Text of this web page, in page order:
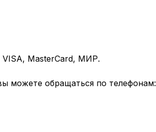
VISA, MasterCard, МИР.
можете обращаться по телефонам: